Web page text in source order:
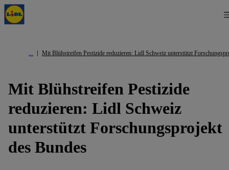
Mit Blühstreifen Pestizide reduzieren: Lidl Schweiz unterstützt
Mit Blühstreifen Pestizide
reduzieren: Lidl Schweiz
unterstützt Forschungsprojekt
des Bundes